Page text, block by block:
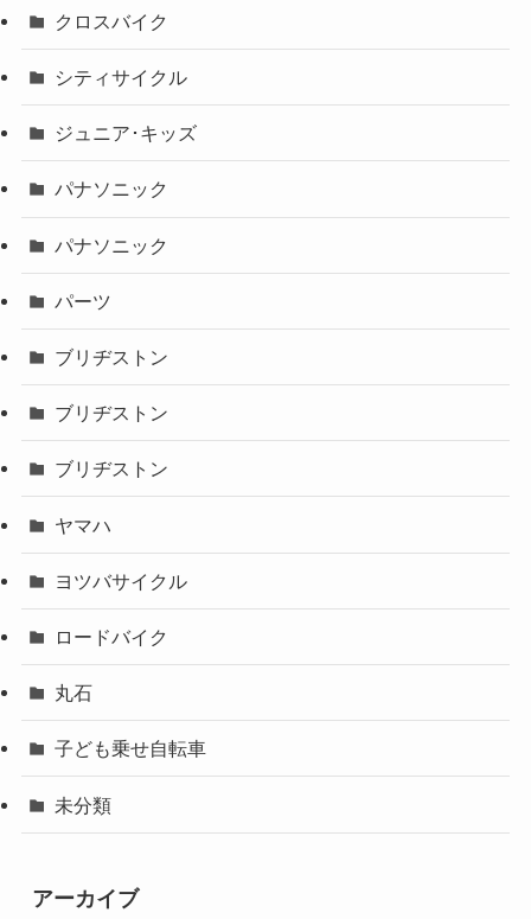
クロスバイク
シティサイクル
ジュニア･キッズ
パナソニック
パナソニック
パーツ
ブリヂストン
ブリヂストン
ブリヂストン
ヤマハ
ヨツバサイクル
ロードバイク
丸石
子ども乗せ自転車
未分類
アーカイブ